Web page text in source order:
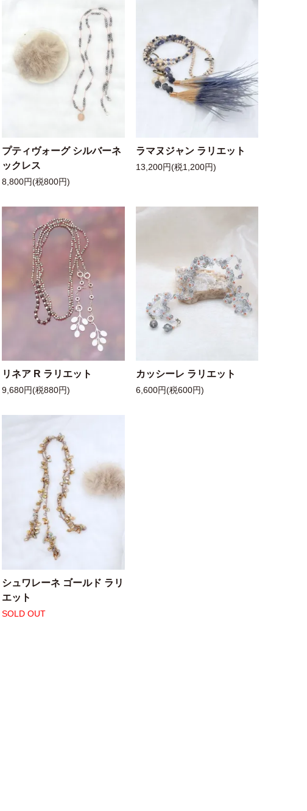
プティヴォーグ シルバーネ
ックレス
8,800円(税800円)
ラマヌジャン ラリエット
13,200円(税1,200円)
リネア R ラリエット
9,680円(税880円)
カッシーレ ラリエット
6,600円(税600円)
シュワレーネ ゴールド ラリ
エット
SOLD OUT